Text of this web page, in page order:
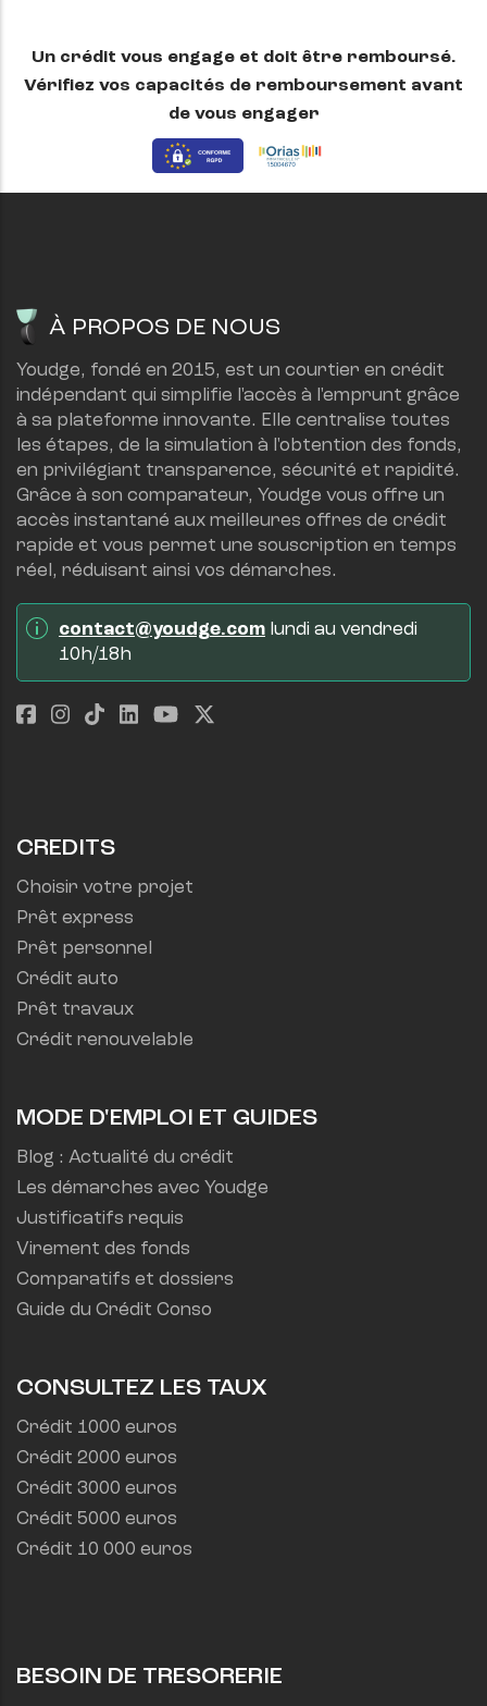
Un crédit vous engage et doit être remboursé.
Vérifiez vos capacités de remboursement avant
de vous engager
À PROPOS DE NOUS
Youdge, fondé en 2015, est un courtier en crédit
indépendant qui simplifie l'accès à l'emprunt grâce
à sa plateforme innovante. Elle centralise toutes
les étapes, de la simulation à l'obtention des fonds,
en privilégiant transparence, sécurité et rapidité.
Grâce à son comparateur, Youdge vous offre un
accès instantané aux meilleures offres de crédit
rapide et vous permet une souscription en temps
réel, réduisant ainsi vos démarches.
contact@youdge.com lundi au vendredi
10h/18h
CREDITS
Choisir votre projet
Prêt express
Prêt personnel
Crédit auto
Prêt travaux
Crédit renouvelable
MODE D'EMPLOI ET GUIDES
Blog : Actualité du crédit
Les démarches avec Youdge
Justificatifs requis
Virement des fonds
Comparatifs et dossiers
Guide du Crédit Conso
CONSULTEZ LES TAUX
Crédit 1000 euros
Crédit 2000 euros
Crédit 3000 euros
Crédit 5000 euros
Crédit 10 000 euros
BESOIN DE TRESORERIE